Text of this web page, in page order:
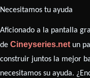
Necesitamos tu ayuda
Aficionado a la pantalla
de Cineyseries.netun
construir juntos la mejor
necesitamos su ayuda.